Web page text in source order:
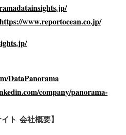
https://www.reportocean.co.jp/
DataPanorama
company/panorama-
ト 会社概要】